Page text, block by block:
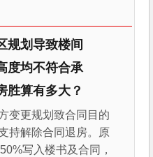
规划导致楼间
度均不符合承
胜算有多大？
变更规划致合同目的
持解除合同退房。原
写入楼书及合同，